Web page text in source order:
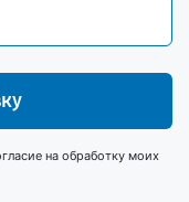
на обработку моих